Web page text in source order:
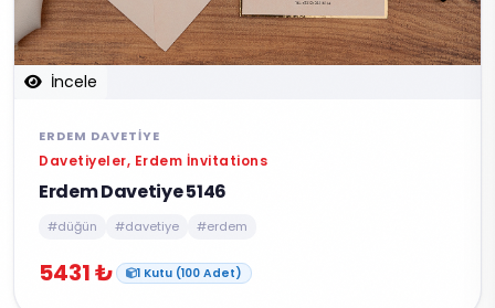
İncele
ERDEM DAVETIYE
Davetiyeler, Erdem İnvitations
Erdem Davetiye 5146
#düğün #davetiye #erdem
5431 ₺ 1 Kutu (100 Adet)